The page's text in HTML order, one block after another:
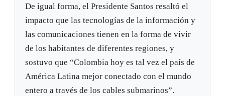
De igual forma, el Presidente Santos resaltó el
impacto que las tecnologías de la información y
las comunicaciones tienen en la forma de vivir
de los habitantes de diferentes regiones, y
sostuvo que “Colombia hoy es tal vez el país de
América Latina mejor conectado con el mundo
entero a través de los cables submarinos”.